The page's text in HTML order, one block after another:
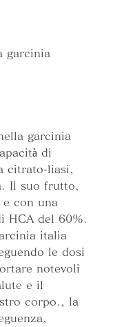
garcinia
garcinia
di
citrato-liasi,
Il suo frutto,
con una
HCA del 60%.
italia
le dosi
notevoli
e il
corpo., la